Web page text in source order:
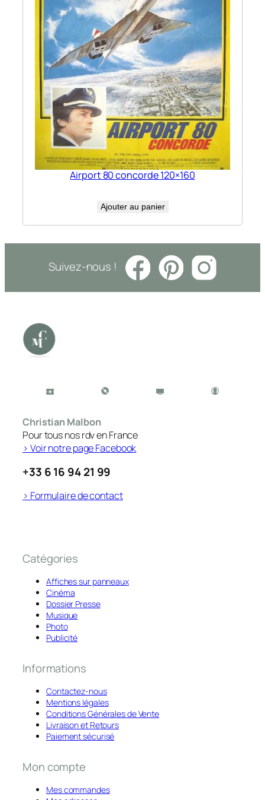
Airport 80 concorde 120×160
Ajouter au panier
Suivez-nous !
Christian Malbon
Pour tous nos rdv en France
> Voir notre page Facebook
+33 6 16 94 21 99
> Formulaire de contact
Catégories
Affiches sur panneaux
Cinéma
Dossier Presse
Musique
Photo
Publicité
Informations
Contactez-nous
Mentions légales
Conditions Générales de Vente
Livraison et Retours
Paiement sécurisé
Mon compte
Mes commandes